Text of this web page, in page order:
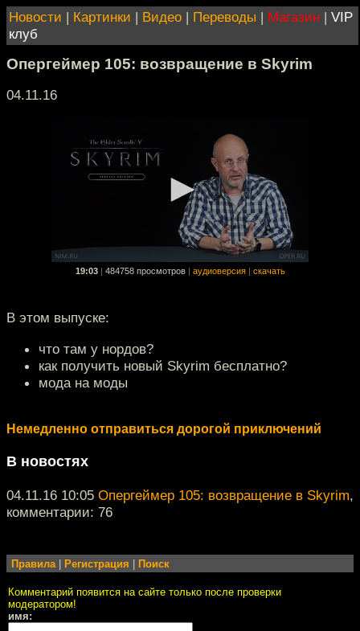
Новости | Картинки | Видео | Переводы | Магазин | VIP
клуб
Опергеймер 105: возвращение в Skyrim
04.11.16
19:03 484758 просмотров аудиоверсия скачать
В этом выпуске:
что там у нордов?
как получить новый Skyrim бесплатно?
мода на моды
Немедленно отправиться дорогой приключений
В новостях
04.11.16 10:05 Опергеймер 105: возвращение в Skyrim,
комментарии: 76
Правила| Регистрация Поиск
Комментарий появится на сайте только после проверки
модератором!
имя: